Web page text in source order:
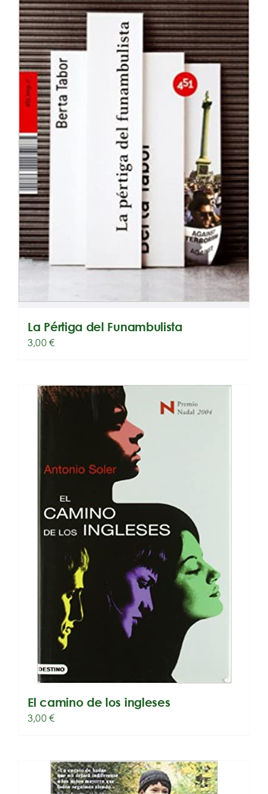
La Pértiga del Funambulista
3,00€
El camino de los ingleses
3,00€